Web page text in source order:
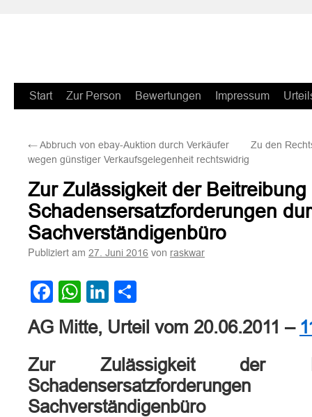
Zum
springen
Start Zur Person Bewertungen Impressum
←Abbruch von ebay-Auktion durch Verkäufer
wegen günstiger Verkaufsgelegenheit rechtswidrig
Zu den
Zur Zulässigkeit der Beitreibung
Schadensersatzforderungen
Sachverständigenbüro
Publiziert am 27. Juni 2016 von raskwar
Facebook
WhatsApp
LinkedIn
AG Mitte, Urteil vom 20.06.2011 –
Zur Zulässigkeit der
Sachverständigenbüro